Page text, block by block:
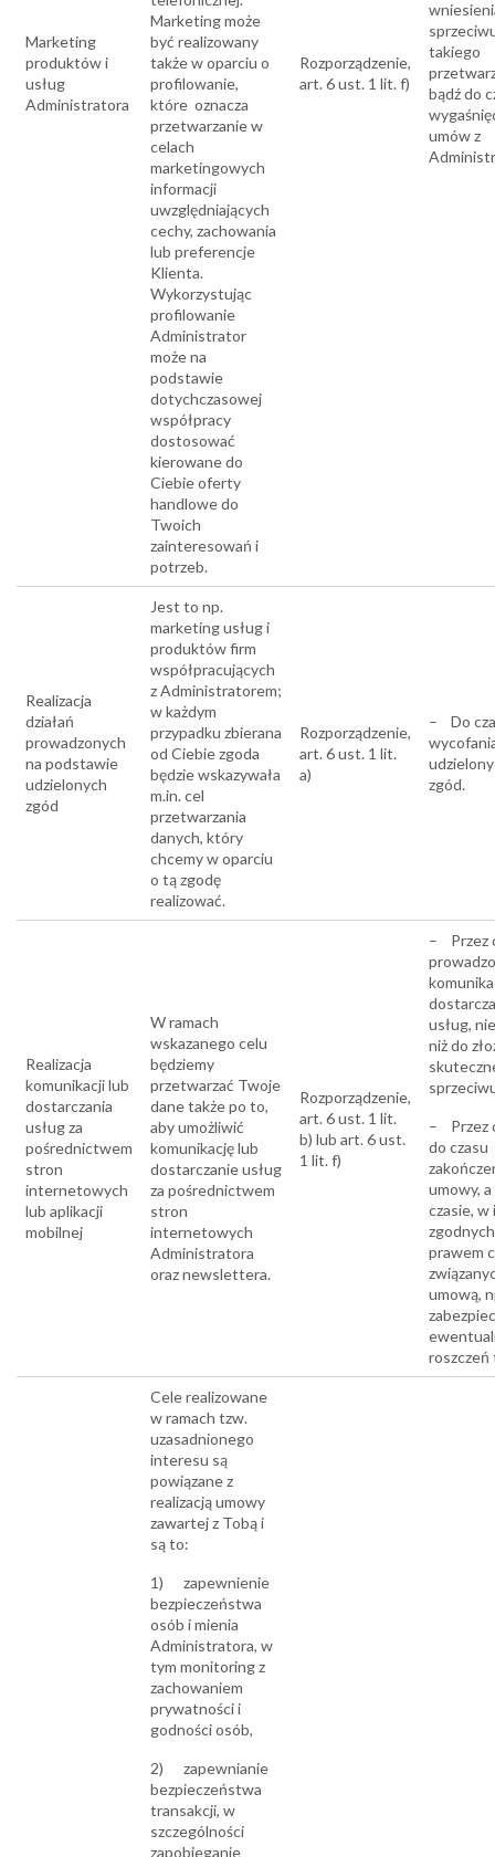
Marketing
produktów i
usług
Administratora
Marketing może
być realizowany
także w oparciu o
profilowanie,
które oznacza
przetwarzanie w
celach
marketingowych
informacji
uwzględniających
cechy, zachowania
lub preferencje
Klienta.
Wykorzystując
profilowanie
Administrator
może na
podstawie
dotychczasowej
współpracy
dostosować
kierowane do
Ciebie oferty
handlowe do
Twoich
zainteresowań i
potrzeb.
Rozporządzenie,
art. 6 ust. 1 lit. f)
takiego
bądź do
umów z
Realizacja
działań
prowadzonych
na podstawie
udzielonych
zgód
Jest to np.
marketing usług i
produktów firm
współpracujących
z Administratorem;
w każdym
przypadku zbierana
od Ciebie zgoda
będzie wskazywała
m.in. cel
przetwarzania
danych, który
chcemy w oparciu
o tą zgodę
realizować.
Rozporządzenie,
art. 6 ust. 1 lit.
a)
– Do
zgód.
Realizacja
komunikacji lub
dostarczania
usług za
pośrednictwem
stron
internetowych
lub aplikacji
mobilnej
W ramach
wskazanego celu
będziemy
przetwarzać Twoje
dane także po to,
aby umożliwić
komunikację lub
dostarczanie usług
za pośrednictwem
stron
internetowych
Administratora
oraz newslettera.
Rozporządzenie,
art. 6 ust. 1 lit.
b) lub art. 6 ust.
1 lit. f)
– Przez
usług,
niż do
– Przez
do czasu
umowy,
czasie, w
prawem
umową,
roszczeń
Cele realizowane
w ramach tzw.
uzasadnionego
interesu są
powiązane z
realizacją umowy
zawartej z Tobą i
są to:
1) zapewnienie
bezpieczeństwa
osób i mienia
Administratora, w
tym monitoring z
zachowaniem
prywatności i
godności osób,
2) zapewnianie
bezpieczeństwa
transakcji, w
szczególności
zapobieganie